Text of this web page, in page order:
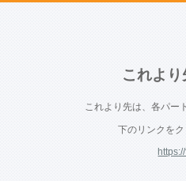
これよ
これより先は、各パー
下のリンクを